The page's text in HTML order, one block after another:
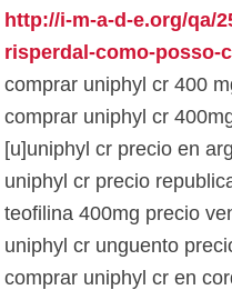
http://i-m-a-d-e.org/qa/
risperdal-como-posso-
comprar uniphyl cr 400
comprar uniphyl cr
[u]uniphyl cr precio en
uniphyl cr precio
teofilina 400mg precio
uniphyl cr unguento
comprar uniphyl cr en